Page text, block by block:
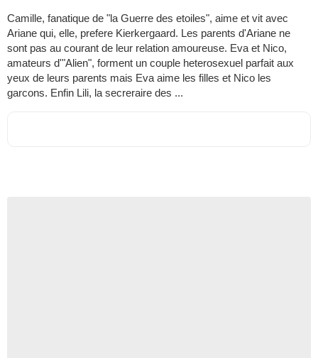
Camille, fanatique de "la Guerre des etoiles", aime et vit avec
Ariane qui, elle, prefere Kierkergaard. Les parents d'Ariane ne
sont pas au courant de leur relation amoureuse. Eva et Nico,
amateurs d'"Alien", forment un couple heterosexuel parfait aux
yeux de leurs parents mais Eva aime les filles et Nico les
garcons. Enfin Lili, la secreraire des ...